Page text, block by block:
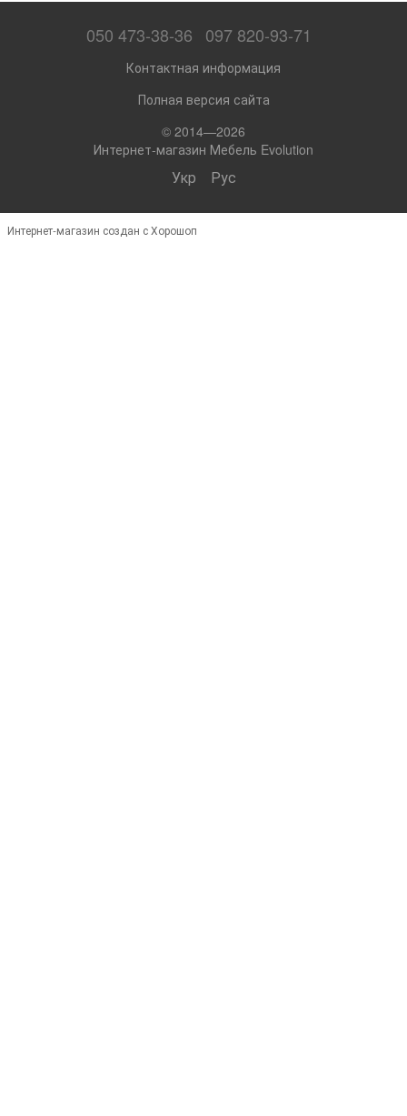
050 473-38-36 097 820-93-71
Контактная информация
Полная версия сайта
© 2014—2026
Интернет-магазин Мебель Evolution
Укр Рус
Интернет-магазин создан с Хорошоп